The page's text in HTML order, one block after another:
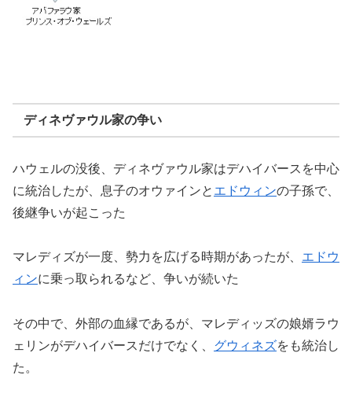
ディネヴァウル家の争い
ハウェルの没後、ディネヴァウル家はデハイバースを中心
に統治したが、息子のオウァインと エドウィンの子孫で、
後継争いが起こった
マレディズが一度、勢力を広げる時期があったが、 エドウ
ィンに乗っ取られるなど、争いが続いた
その中で、外部の血縁であるが、マレディッズの娘婿ラウ
ェリンがデハイバースだけでなく、 グウィネズをも統治し
た。